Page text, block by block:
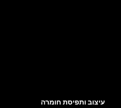
עיצוב ותפיסת חומרה